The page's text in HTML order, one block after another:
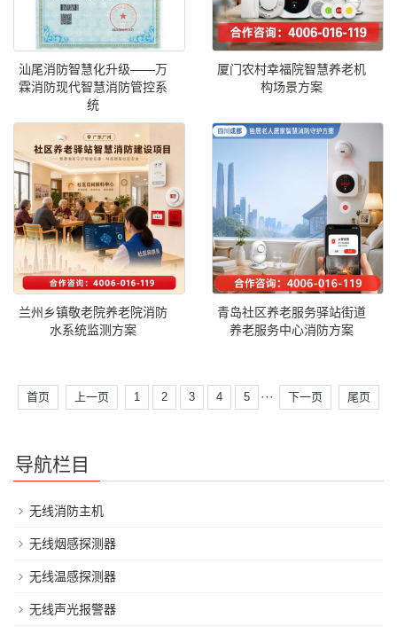
汕尾消防智慧化升级——万
霖消防现代智慧消防管控系
统
厦门农村幸福院智慧养老机
构场景方案
兰州乡镇敬老院养老院消防
水系统监测方案
青岛社区养老服务驿站街道
养老服务中心消防方案
首页 上一页 1 2 3 4 5 ··· 下一页 尾页
导航栏目
无线消防主机
无线烟感探测器
无线温感探测器
无线声光报警器